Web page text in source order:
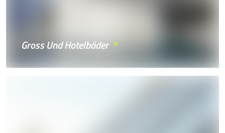
Gross Und Hotelbäder